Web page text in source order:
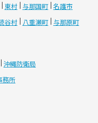
東村 与那国町 名護市
谷村 八重瀬町 与那原町
沖縄防衛局
務所